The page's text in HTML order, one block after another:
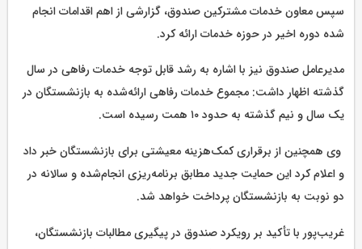
سپس معاون خدمات مشترکین صندوق، گزارشی از اهم اقدامات انجام
شده دوره اخیر در حوزه خدمات ارائه کرد.
مدیرعامل صندوق نیز با اشاره به رشد قابل توجه خدمات رفاهی در سال‌
گذشته اظهار داشت: مجموع خدمات رفاهی ارائه‌شده به بازنشستگان در
یک سال و نیم گذشته به حدود ۱۰ همت رسیده است.
وی همچنین از برقراری کمک‌هزینه معیشتی برای بازنشستگان خبر داد
و اعلام کرد این حمایت جدید مطابق برنامه‌ریزی انجام‌شده و سالانه در
دو نوبت به بازنشستگان پرداخت خواهد شد.
غریب‌پور با تأکید بر رویکرد صندوق در پیگیری مطالبات بازنشستگان،